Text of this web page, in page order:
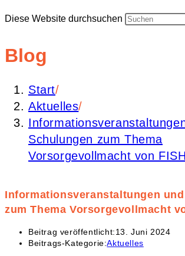
Diese Website durchsuchen
Blog
Start/
Aktuelles/
Schulungen zum Thema
Vorsorgevollmacht von FISH
Informationsveranstaltungen
zum Thema Vorsorgevollmacht
Beitrag veröffentlicht:13. Juni 2024
Beitrags-Kategorie:Aktuelles